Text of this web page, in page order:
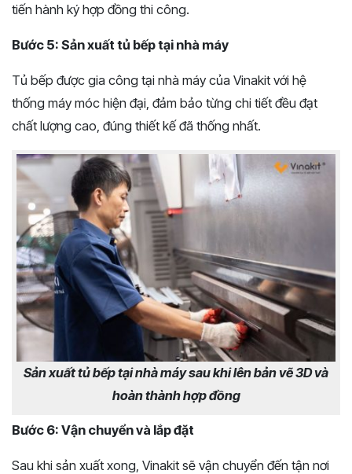
tiến hành ký hợp đồng thi công.
Bước 5: Sản xuất tủ bếp tại nhà máy
Tủ bếp được gia công tại nhà máy của Vinakit với hệ
thống máy móc hiện đại, đảm bảo từng chi tiết đều đạt
chất lượng cao, đúng thiết kế đã thống nhất.
Sản xuất tủ bếp tại nhà máy sau khi lên bản vẽ 3D và
hoàn thành hợp đồng
Bước 6: Vận chuyển và lắp đặt
Sau khi sản xuất xong, Vinakit sẽ vận chuyển đến tận nơi